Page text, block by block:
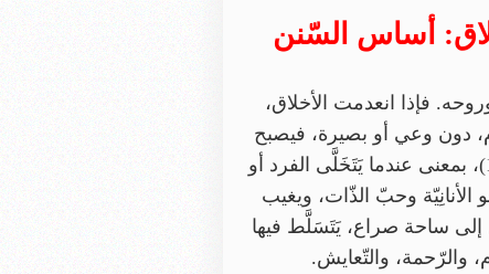
أساس السّنن
فإذا انعدمت الأخلاق،
دون وعي أو بصيرة، فيصبح
الإنسان «مبتور الحسّ مُشَوه البصيرة، وفكرته عن الحياة تَهْوِي بقيمة البشر إلى حضيض بعيد»(1)، بمعنى عندما يَتَخَلَّى الفرد أو
الأنانِيّة وحبّ الذّات، ويغيب
إلى ساحة صراع، يَتَسَلَّط فيها
والرّحمة، والتّعايش.